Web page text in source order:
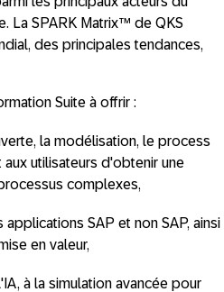
La SPARK Matrix™ de QKS
des principales tendances,
Suite à offrir :
la modélisation, le process
utilisateurs d'obtenir une
complexes,
SAP et non SAP, ainsi
en valeur,
à la simulation avancée pour